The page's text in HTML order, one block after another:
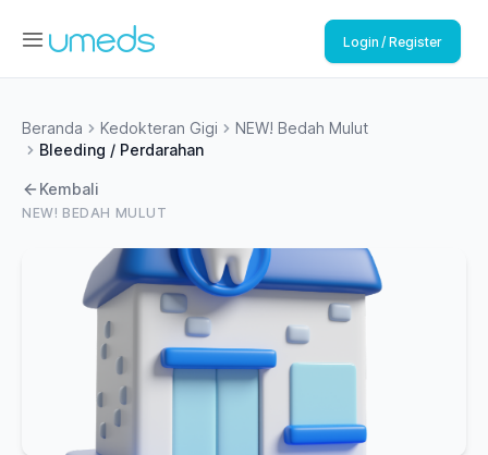
Login / Register
Beranda Kedokteran Gigi
NEW! Bedah Mulut
Bleeding / Perdarahan
NEW! BEDAH MULUT
Kembali